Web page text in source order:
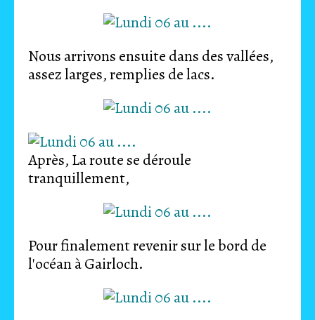
Nous arrivons ensuite dans des vallées,
assez larges, remplies de lacs.
Après, La route se déroule
tranquillement,
Pour finalement revenir sur le bord de
l'océan à Gairloch.